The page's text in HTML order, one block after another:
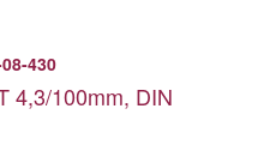
430
4,3/100mm, DIN